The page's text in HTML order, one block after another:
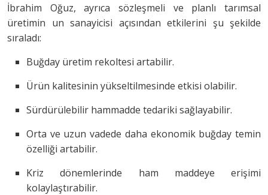
İbrahim Oğuz, ayrıca sözleşmeli ve planlı tarımsal
üretimin un sanayicisi açısından etkilerini şu şekilde
sıraladı:
Buğday üretim rekoltesi artabilir.
Ürün kalitesinin yükseltilmesinde etkisi olabilir.
Sürdürülebilir hammadde tedariki sağlayabilir.
Orta ve uzun vadede daha ekonomik buğday temin
özelliği artabilir.
Kriz dönemlerinde ham maddeye erişimi
kolaylaştırabilir.